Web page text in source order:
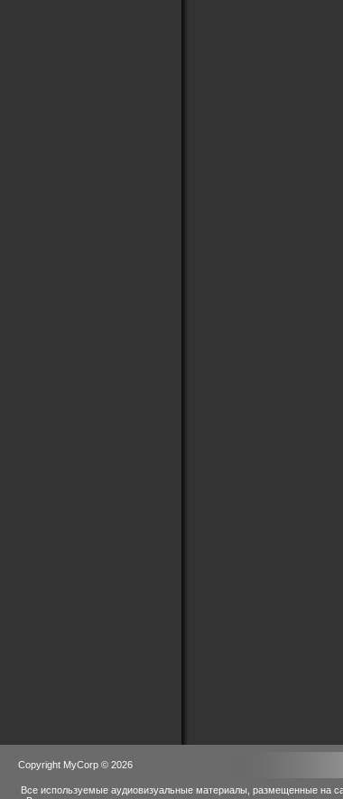
Copyright MyCorp © 2026
Все используемые аудиовизуальные материалы, размещенные на